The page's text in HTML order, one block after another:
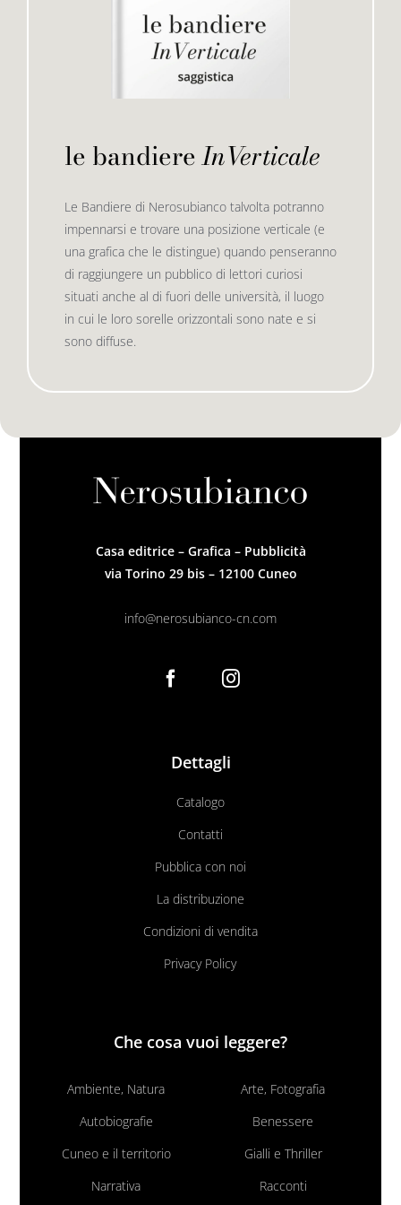
le bandiereInVerticale
Le Bandiere di Nerosubianco talvolta potranno
impennarsi e trovare una posizione verticale (e
una grafica che le distingue) quando penseranno
di raggiungere un pubblico di lettori curiosi
situati anche al di fuori delle università, il luogo
in cui le loro sorelle orizzontali sono nate e si
sono diffuse.
Casa editrice – Grafica – Pubblicità
via Torino 29 bis – 12100 Cuneo
info@nerosubianco-cn.com
Dettagli
Catalogo
Contatti
Pubblica con noi
La distribuzione
Condizioni di vendita
Privacy Policy
Che cosa vuoi leggere?
Ambiente, Natura
Arte, Fotografia
Autobiografie
Benessere
Cuneo e il territorio
Gialli e Thriller
Narrativa
Racconti